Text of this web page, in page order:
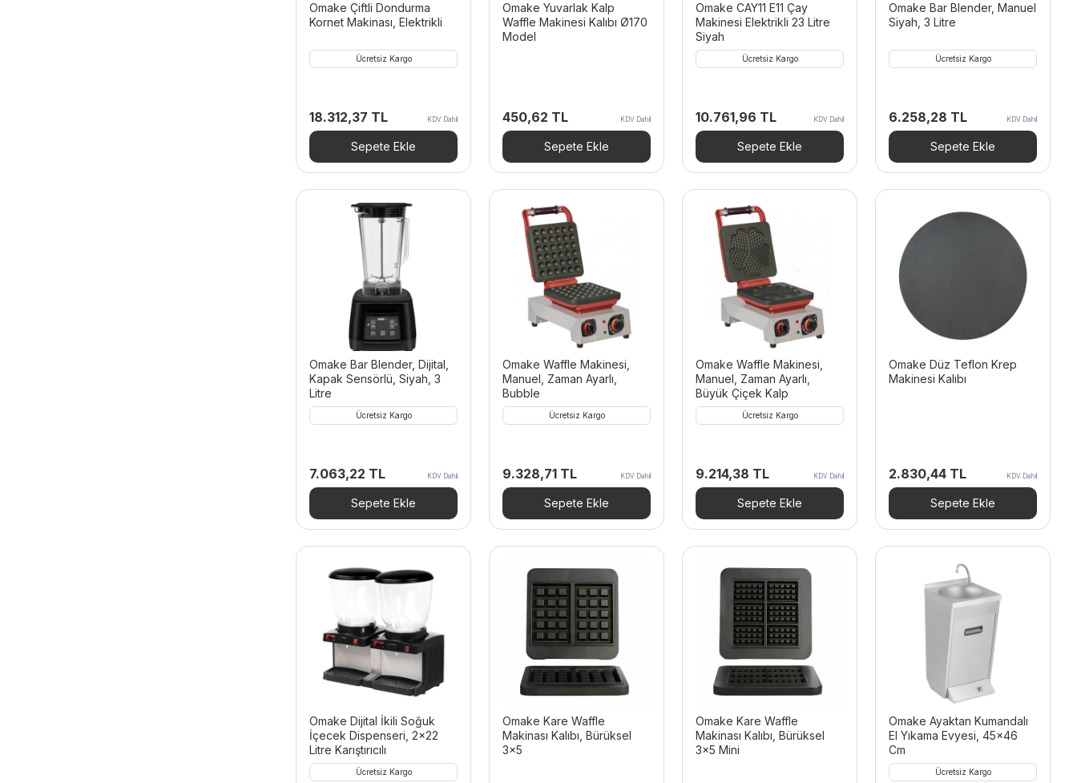
Omake Çiftli Dondurma
Kornet Makinası, Elektrikli
Ücretsiz Kargo
18.312,37 TL KDV Dahil
Sepete Ekle
Omake Yuvarlak Kalp
Waffle Makinesi Kalıbı Ø170
Model
450,62 TL KDV Dahil
Sepete Ekle
Omake CAY11 E11 Çay
Makinesi Elektrikli 23 Litre
Siyah
Ücretsiz Kargo
10.761,96 TL KDV Dahil
Sepete Ekle
Omake Bar Blender, Manuel
Siyah, 3 Litre
Ücretsiz Kargo
6.258,28 TL KDV Dahil
Sepete Ekle
Omake Bar Blender, Dijital,
Kapak Sensörlü, Siyah, 3
Litre
Ücretsiz Kargo
7.063,22 TL KDV Dahil
Sepete Ekle
Omake Waffle Makinesi,
Manuel, Zaman Ayarlı,
Bubble
Ücretsiz Kargo
9.328,71 TL KDV Dahil
Sepete Ekle
Omake Waffle Makinesi,
Manuel, Zaman Ayarlı,
Büyük Çiçek Kalp
Ücretsiz Kargo
9.214,38 TL KDV Dahil
Sepete Ekle
Omake Düz Teflon Krep
Makinesi Kalıbı
2.830,44 TL KDV Dahil
Sepete Ekle
Omake Dijital İkili Soğuk
İçecek Dispenseri, 2×22
Litre Karıştırıcılı
Ücretsiz Kargo
Omake Kare Waffle
Makinası Kalıbı, Bürüksel
3×5
Omake Kare Waffle
Makinası Kalıbı, Bürüksel
3×5 Mini
Omake Ayaktan Kumandalı
El Yıkama Evyesi, 45×46
Cm
Ücretsiz Kargo